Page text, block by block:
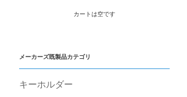
カートは空です
メーカーズ既製品カテゴリ
キーホルダー